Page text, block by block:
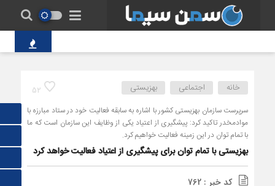
پل‌های
52 خانه اجتماعی بهزیستی
سرپرست سازمان بهزیستی کشور با اشاره به سابقه فعالیت خود در ستاد مبارزه با
موادمخدر تاکید کرد: پیشگیری از اعتیاد یکی از وظایف این سازمان است که ما
با تمام توان در این زمینه فعالیت خواهیم کرد.
بهزیستی با تمام توان برای پیشگیری از اعتیاد فعالیت خواهد کرد
کد خبر : 762